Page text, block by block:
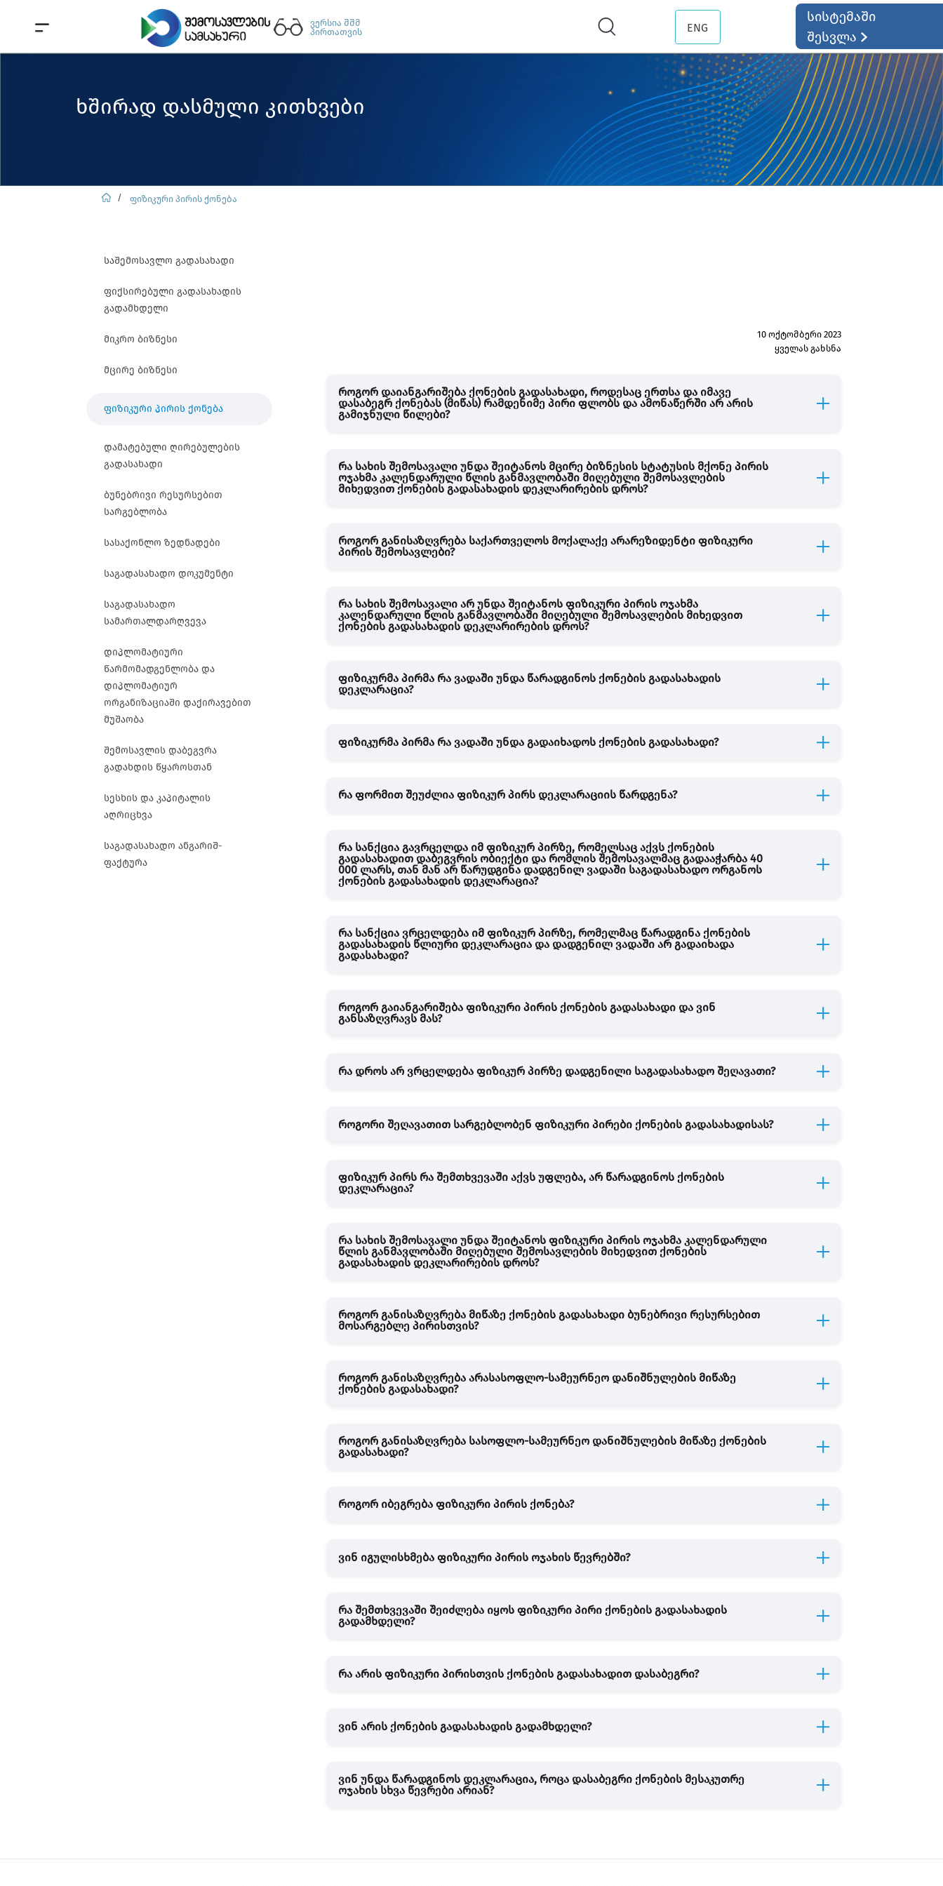
ვერსია შშმ
პირთათვის
ENG
სისტემაში
შესვლა
ხშირად დასმული კითხვები
ფიზიკური პირის ქონება
საშემოსავლო გადასახადი
ფიქსირებული გადასახადის
გადამხდელი
მიკრო ბიზნესი
მცირე ბიზნესი
ფიზიკური პირის ქონება
დამატებული ღირებულების
გადასახადი
ბუნებრივი რესურსებით
სარგებლობა
სასაქონლო ზედნადები
საგადასახადო დოკუმენტი
საგადასახადო
სამართალდარღვევა
დიპლომატიური
წარმომადგენლობა და
დიპლომატიურ
ორგანიზაციაში დაქირავებით
მუშაობა
შემოსავლის დაბეგვრა
გადახდის წყაროსთან
სესხის და კაპიტალის
აღრიცხვა
საგადასახადო ანგარიშ-
ფაქტურა
10 ოქტომბერი 2023
ყველას გახსნა
როგორ დაიანგარიშება ქონების გადასახადი, როდესაც ერთსა და იმავე
დასაბეგრ ქონებას (მიწას) რამდენიმე პირი ფლობს და ამონაწერში არ არის
გამიჯნული წილები?
რა სახის შემოსავალი უნდა შეიტანოს მცირე ბიზნესის სტატუსის მქონე პირის
ოჯახმა კალენდარული წლის განმავლობაში მიღებული შემოსავლების
მიხედვით ქონების გადასახადის დეკლარირების დროს?
როგორ განისაზღვრება საქართველოს მოქალაქე არარეზიდენტი ფიზიკური
პირის შემოსავლები?
რა სახის შემოსავალი არ უნდა შეიტანოს ფიზიკური პირის ოჯახმა
კალენდარული წლის განმავლობაში მიღებული შემოსავლების მიხედვით
ქონების გადასახადის დეკლარირების დროს?
ფიზიკურმა პირმა რა ვადაში უნდა წარადგინოს ქონების გადასახადის
დეკლარაცია?
ფიზიკურმა პირმა რა ვადაში უნდა გადაიხადოს ქონების გადასახადი?
რა ფორმით შეუძლია ფიზიკურ პირს დეკლარაციის წარდგენა?
რა სანქცია გავრცელდა იმ ფიზიკურ პირზე, რომელსაც აქვს ქონების
გადასახადით დაბეგვრის ობიექტი და რომლის შემოსავალმაც გადააჭარბა 40
000 ლარს, თან მან არ წარუდგინა დადგენილ ვადაში საგადასახადო ორგანოს
ქონების გადასახადის დეკლარაცია?
რა სანქცია ვრცელდება იმ ფიზიკურ პირზე, რომელმაც წარადგინა ქონების
გადასახადის წლიური დეკლარაცია და დადგენილ ვადაში არ გადაიხადა
გადასახადი?
როგორ გაიანგარიშება ფიზიკური პირის ქონების გადასახადი და ვინ
განსაზღვრავს მას?
რა დროს არ ვრცელდება ფიზიკურ პირზე დადგენილი საგადასახადო შეღავათი?
როგორი შეღავათით სარგებლობენ ფიზიკური პირები ქონების გადასახადისას?
ფიზიკურ პირს რა შემთხვევაში აქვს უფლება, არ წარადგინოს ქონების
დეკლარაცია?
რა სახის შემოსავალი უნდა შეიტანოს ფიზიკური პირის ოჯახმა კალენდარული
წლის განმავლობაში მიღებული შემოსავლების მიხედვით ქონების
გადასახადის დეკლარირების დროს?
როგორ განისაზღვრება მიწაზე ქონების გადასახადი ბუნებრივი რესურსებით
მოსარგებლე პირისთვის?
როგორ განისაზღვრება არასასოფლო-სამეურნეო დანიშნულების მიწაზე
ქონების გადასახადი?
როგორ განისაზღვრება სასოფლო-სამეურნეო დანიშნულების მიწაზე ქონების
გადასახადი?
როგორ იბეგრება ფიზიკური პირის ქონება?
ვინ იგულისხმება ფიზიკური პირის ოჯახის წევრებში?
რა შემთხვევაში შეიძლება იყოს ფიზიკური პირი ქონების გადასახადის
გადამხდელი?
რა არის ფიზიკური პირისთვის ქონების გადასახადით დასაბეგრი?
ვინ არის ქონების გადასახადის გადამხდელი?
ვინ უნდა წარადგინოს დეკლარაცია, როცა დასაბეგრი ქონების მესაკუთრე
ოჯახის სხვა წევრები არიან?